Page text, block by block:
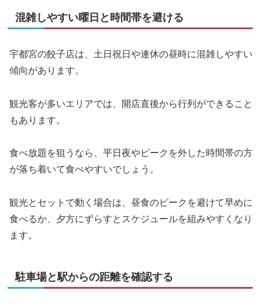
混雑しやすい曜日と時間帯を避ける
宇都宮の餃子店は、土日祝日や連休の昼時に混雑しやすい
傾向があります。
観光客が多いエリアでは、開店直後から行列ができること
もあります。
食べ放題を狙うなら、平日夜やピークを外した時間帯の方
が落ち着いて食べやすいでしょう。
観光とセットで動く場合は、昼食のピークを避けて早めに
食べるか、夕方にずらすとスケジュールを組みやすくなり
ます。
駐車場と駅からの距離を確認する